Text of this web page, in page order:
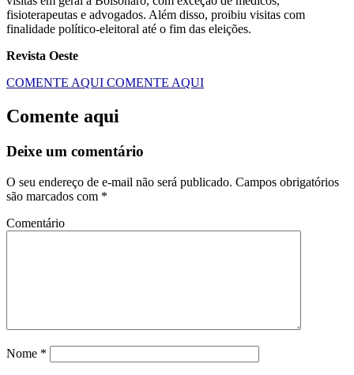
fisioterapeutas e advogados. Além disso, proibiu visitas com
finalidade político-eleitoral até o fim das eleições.
Revista Oeste
COMENTE AQUI COMENTE AQUI
Comente aqui
Deixe um comentário
O seu endereço de e-mail não será publicado. Campos obrigatórios
são marcados com *
Comentário
Nome *